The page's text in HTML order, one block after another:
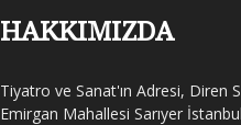
HAKKIMIZDA
Tiyatro ve Sanat'ın Adresi, Diren
Emirgan Mahallesi Sarıyer İstanbul